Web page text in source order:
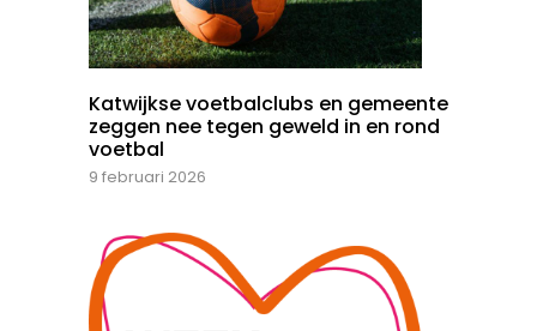
Katwijkse voetbalclubs en gemeente
zeggen nee tegen geweld in en rond
voetbal
9 februari 2026